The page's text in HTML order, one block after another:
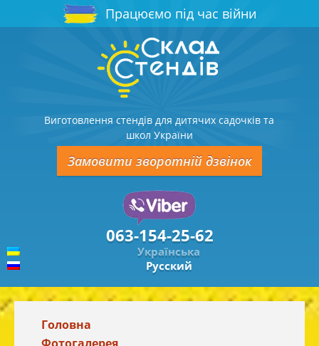
Працюємо під час війни
Виготовлення стендів для дитячих садочків та
школ України
Замовити зворотній дзвінок
063-154-25-62
Українська
Русский
Головна